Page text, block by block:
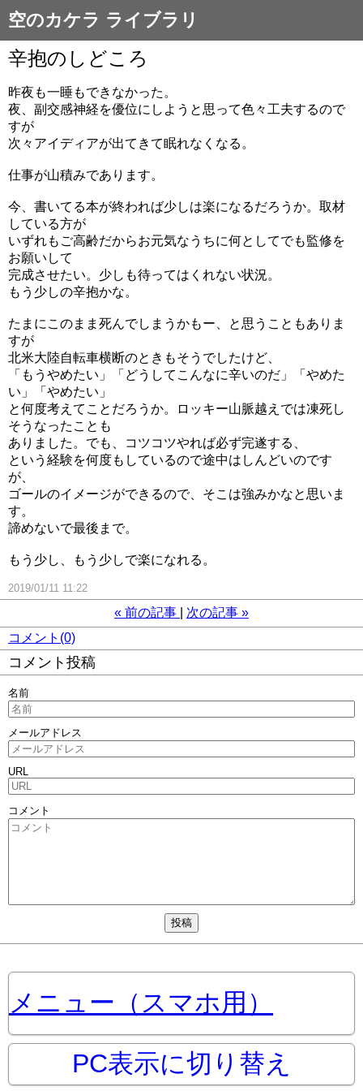
空のカケラ ライブラリ
辛抱のしどころ
昨夜も一睡もできなかった。
夜、副交感神経を優位にしようと思って色々工夫するので
すが
次々アイディアが出てきて眠れなくなる。
仕事が山積みであります。
今、書いてる本が終われば少しは楽になるだろうか。取材
している方が
いずれもご高齢だからお元気なうちに何としてでも監修を
お願いして
完成させたい。少しも待ってはくれない状況。
もう少しの辛抱かな。
たまにこのまま死んでしまうかもー、と思うこともありま
すが
北米大陸自転車横断のときもそうでしたけど、
「もうやめたい」「どうしてこんなに辛いのだ」「やめた
い」「やめたい」
と何度考えてことだろうか。ロッキー山脈越えでは凍死し
そうなったことも
ありました。でも、コツコツやれば必ず完遂する、
という経験を何度もしているので途中はしんどいのです
が、
ゴールのイメージができるので、そこは強みかなと思いま
す。
諦めないで最後まで。
もう少し、もう少しで楽になれる。
2019/01/11 11:22
« 前の記事 次の記事 »
コメント(0)
コメント投稿
名前
メールアドレス
URL
コメント
メニュー（スマホ用）
PC表示に切り替え